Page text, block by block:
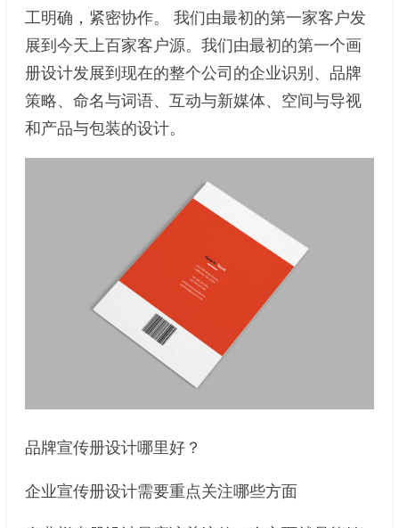
工明确，紧密协作。 我们由最初的第一家客户发
展到今天上百家客户源。我们由最初的第一个画
册设计发展到现在的整个公司的企业识别、品牌
策略、命名与词语、互动与新媒体、空间与导视
和产品与包装的设计。
品牌宣传册设计哪里好？
企业宣传册设计需要重点关注哪些方面